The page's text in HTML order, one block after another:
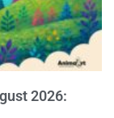
2026: